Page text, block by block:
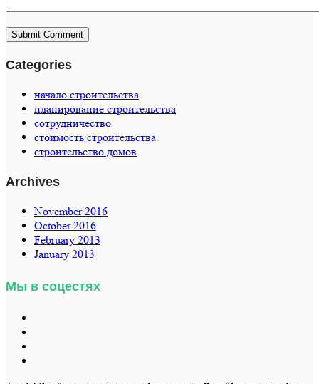
Categories
начало строительства
планирование строительства
сотрудничество
стоимость строительства
строительство домов
Archives
November 2016
October 2016
February 2013
January 2013
Мы в соцестях